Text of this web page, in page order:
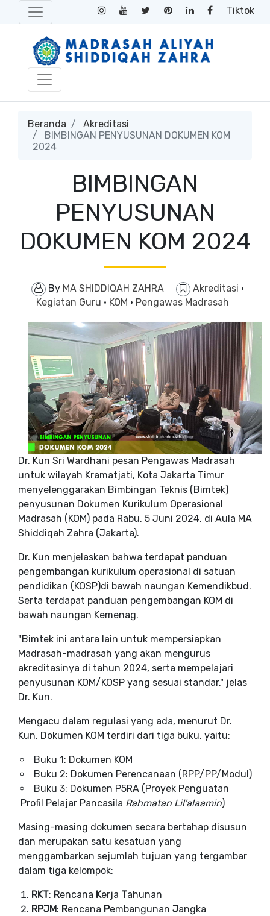
Tiktok
Beranda
Akreditasi
BIMBINGAN PENYUSUNAN DOKUMEN KOM
2024
BIMBINGAN
PENYUSUNAN
DOKUMEN KOM 2024
By MA SHIDDIQAH ZAHRA Akreditasi ·
Kegiatan Guru · KOM · Pengawas Madrasah
Dr. Kun Sri Wardhani pesan Pengawas Madrasah
untuk wilayah Kramatjati, Kota Jakarta Timur
menyelenggarakan Bimbingan Teknis (Bimtek)
penyusunan Dokumen Kurikulum Operasional
Madrasah (KOM) pada Rabu, 5 Juni 2024, di Aula MA
Shiddiqah Zahra (Jakarta).
Dr. Kun menjelaskan bahwa terdapat panduan
pengembangan kurikulum operasional di satuan
pendidikan (KOSP)di bawah naungan Kemendikbud.
Serta terdapat panduan pengembangan KOM di
bawah naungan Kemenag.
"Bimtek ini antara lain untuk mempersiapkan
Madrasah-madrasah yang akan mengurus
akreditasinya di tahun 2024, serta mempelajari
penyusunan KOM/KOSP yang sesuai standar," jelas
Dr. Kun.
Mengacu dalam regulasi yang ada, menurut Dr.
Kun, Dokumen KOM terdiri dari tiga buku, yaitu:
Buku 1: Dokumen KOM
Buku 2: Dokumen Perencanaan (RPP/PP/Modul)
Buku 3: Dokumen P5RA (Proyek Penguatan
Profil Pelajar Pancasila Rahmatan Lil'alaamin)
Masing-masing dokumen secara bertahap disusun
dan merupakan satu kesatuan yang
menggambarkan sejumlah tujuan yang tergambar
dalam tiga kelompok:
RKT: Rencana Kerja Tahunan
RPJM: Rencana Pembangunan Jangka